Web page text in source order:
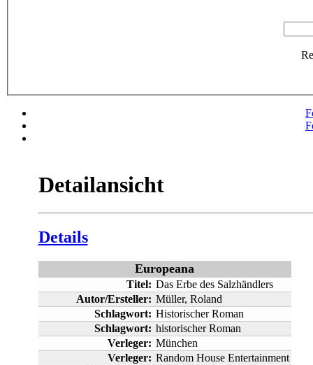
Detailansicht
Details
Europeana
Titel: Das Erbe des Salzhändlers
Autor/Ersteller: Müller, Roland
Schlagwort: Historischer Roman
Schlagwort: historischer Roman
Verleger: München
Verleger: Random House Entertainment